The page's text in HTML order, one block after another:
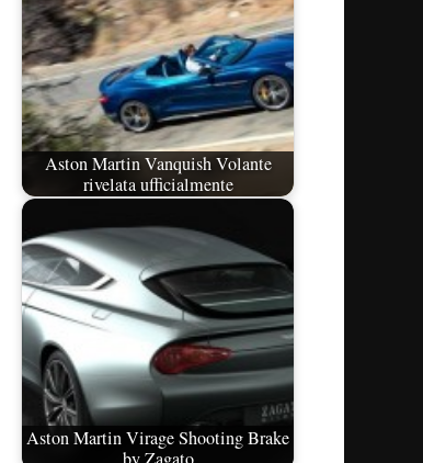
Aston Martin Vanquish Volante
rivelata ufficialmente
Aston Martin Virage Shooting Brake